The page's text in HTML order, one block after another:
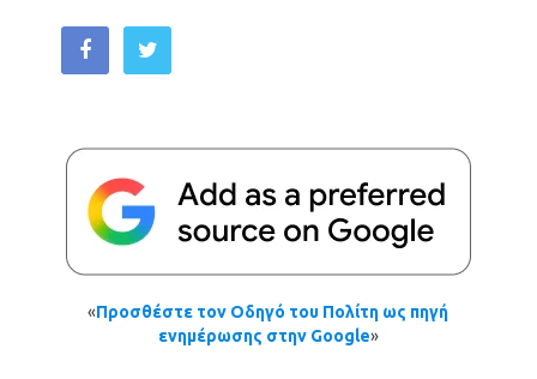
«Προσθέστε τον Οδηγό του Πολίτη ως πηγή
ενημέρωσης στην Google»